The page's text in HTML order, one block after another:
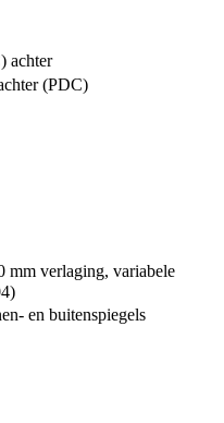
achter
(PDC)
mm verlaging, variabele
en buitenspiegels